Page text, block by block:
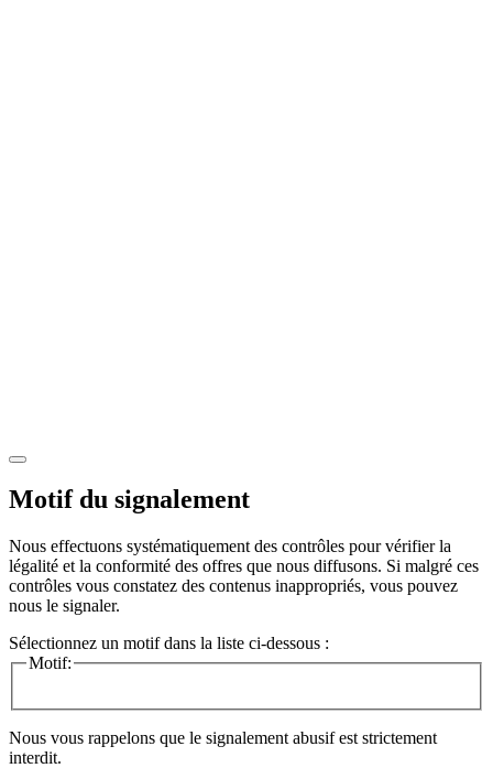
Motif du signalement
Nous effectuons systématiquement des contrôles pour vérifier la
légalité et la conformité des offres que nous diffusons. Si malgré ces
contrôles vous constatez des contenus inappropriés, vous pouvez
nous le signaler.
Sélectionnez un motif dans la liste ci-dessous :
Motif:
Nous vous rappelons que le signalement abusif est strictement
interdit.